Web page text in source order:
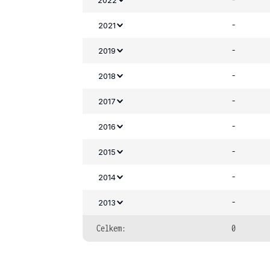
2021 -
2019 -
2018 -
2017 -
2016 -
2015 -
2014 -
2013 -
Celkem: 0